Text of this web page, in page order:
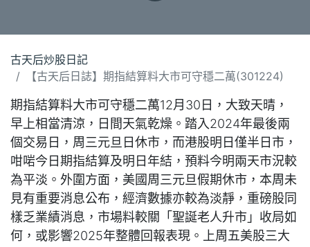
古天后炒股日記
【古天后日誌】期指結算料大市可守穩二萬(301224)
期指結算料大市可守穩二萬12月30日，大致天晴，
早上相當清涼，日間天氣乾燥。踏入2024年最後兩
個交易日，周三元旦日休市，而港股明日僅半日市，
咁啱今日期指結算及明日年結，預料今明兩天市況較
為平淡。外圍方面，美國周三元旦假期休市，本周未
見有重要消息公布，經濟數據亦較為淡靜，重磅股同
樣乏業績消息，市場料較關「聖誕老人升市」收局如
何，或影響2025年整體回報表現。上周五美股三大